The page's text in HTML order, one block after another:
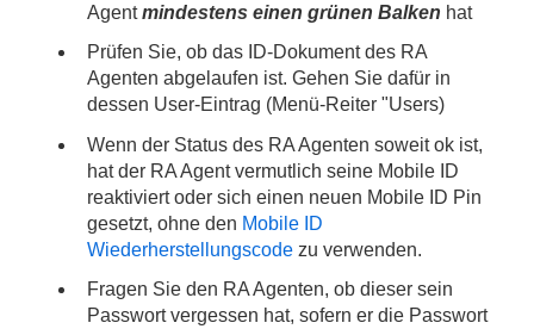
Agentmindestens einen grünen Balken hat
Prüfen Sie, ob das ID-Dokument des RA
Agenten abgelaufen ist. Gehen Sie dafür in
dessen User-Eintrag (Menü-Reiter "Users)
Wenn der Status des RA Agenten soweit ok ist,
hat der RA Agent vermutlich seine Mobile ID
reaktiviert oder sich einen neuen Mobile ID Pin
gesetzt, ohne den Mobile ID
Wiederherstellungscode zu verwenden.
Fragen Sie den RA Agenten, ob dieser sein
Passwort vergessen hat, sofern er die Passwort